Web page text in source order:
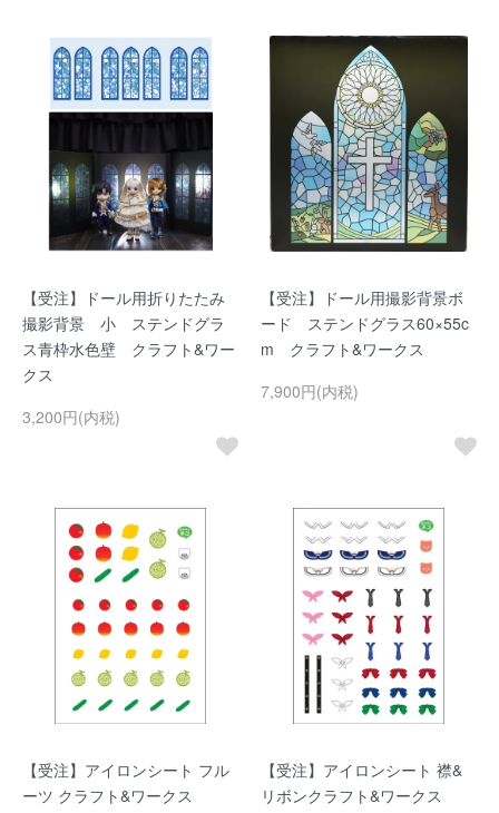
【受注】ドール用折りたたみ
撮影背景 小 ステンドグラ
ス青枠水色壁 クラフト&ワー
クス
3,200円(内税)
【受注】ドール用撮影背景ボ
ード ステンドグラス60×55c
m クラフト&ワークス
7,900円(内税)
【受注】アイロンシート フル
ーツ クラフト&ワークス
【受注】アイロンシート 襟&
リボンクラフト&ワークス